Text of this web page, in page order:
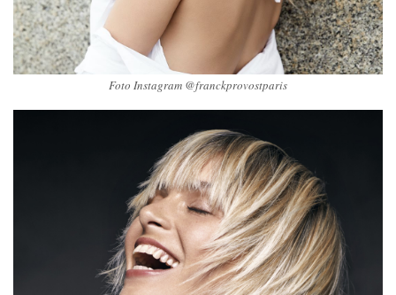
Foto Instagram @franckprovostparis